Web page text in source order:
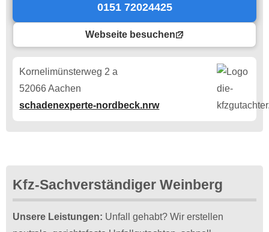
0151 72024425
Webseite besuchen
Kornelimünsterweg 2 a
52066 Aachen
schadenexperte-nordbeck.nrw
Kfz-Sachverständiger Weinberg
Unsere Leistungen: Unfall gehabt? Wir erstellen